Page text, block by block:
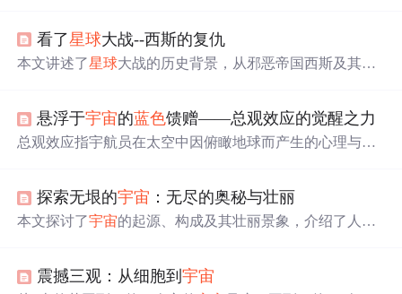
空交织防止悖论。同时指出静止和运动是相对的，科学是
对现实的近似探讨。
看了星球大战--西斯的复仇
本文讲述了星球大战的历史背景，从邪恶帝国西斯及其黑
键人物的命运转折与银河系的兴衰历程。
悬浮于宇宙的蓝色馈赠——总观效应的觉醒之力
总观效应指宇航员在太空中因俯瞰地球而产生的心理与认
境保护意识与全球协作精神，推动人类以更包容、长远的
眼光应对共同挑战。
探索无垠的宇宙 ：无尽的奥秘与壮丽
本文探讨了宇宙的起源、构成及其壮丽景象，介绍了人类
震撼三观：从细胞到宇宙